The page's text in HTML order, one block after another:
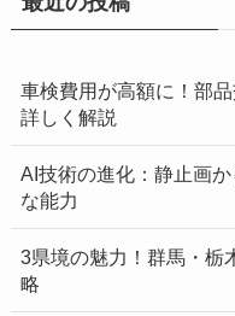
車検費用が高額に！部
詳しく解説
AI技術の進化：静止画
な能力
3県境の魅力！群馬・栃
略